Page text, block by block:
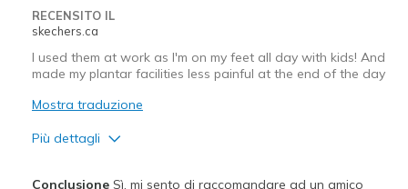
RECENSITO IL
skechers.ca
I used them at work as I'm on my feet all day with kids! And
made my plantar facilities less painful at the end of the day
Mostra traduzione
Più dettagli
ConclusioneSì, mi sento di raccomandare ad un amico